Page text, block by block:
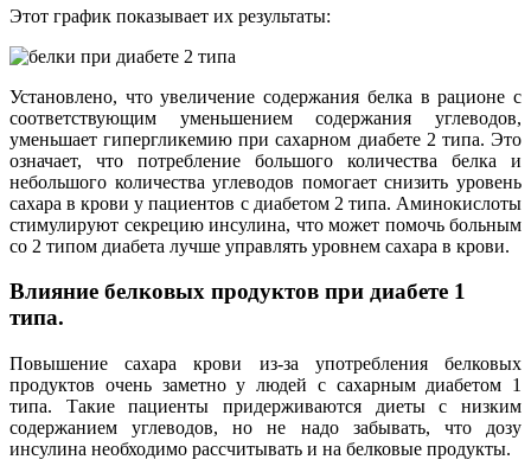
Этот график показывает их результаты:
Установлено, что увеличение содержания белка в рационе с
соответствующим уменьшением содержания углеводов,
уменьшает гипергликемию при сахарном диабете 2 типа. Это
означает, что потребление большого количества белка и
небольшого количества углеводов помогает снизить уровень
сахара в крови у пациентов с диабетом 2 типа. Аминокислоты
стимулируют секрецию инсулина, что может помочь больным
со 2 типом диабета лучше управлять уровнем сахара в крови.
Влияние белковых продуктов при диабете 1
типа.
Повышение сахара крови из-за употребления белковых
продуктов очень заметно у людей с сахарным диабетом 1
типа. Такие пациенты придерживаются диеты с низким
содержанием углеводов, но не надо забывать, что дозу
инсулина необходимо рассчитывать и на белковые продукты.